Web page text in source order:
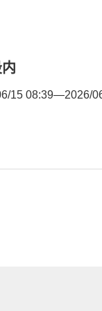
15 08:39—2026/